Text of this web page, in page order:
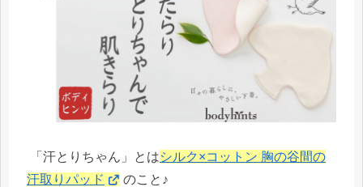
「汗とりちゃん」とはシルク×コットン 胸の谷間の
汗取りパッド
のこと♪